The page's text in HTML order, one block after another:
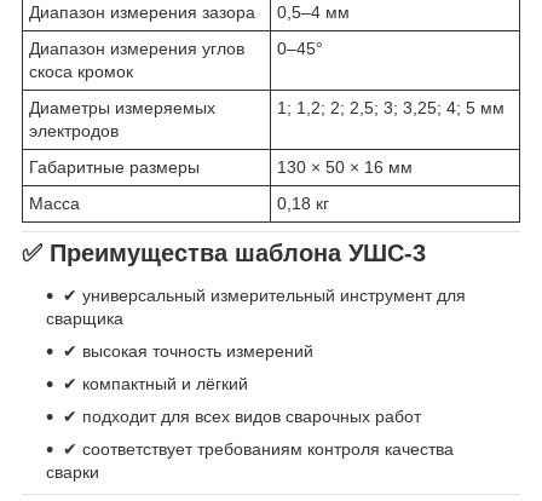
Диапазон измерения зазора
0,5–4 мм
Диапазон измерения углов
скоса кромок
0–45°
Диаметры измеряемых
электродов
1; 1,2; 2; 2,5; 3; 3,25; 4; 5 мм
Габаритные размеры
130 × 50 × 16 мм
Масса
0,18 кг
✅ Преимущества шаблона УШС-3
✔ универсальный измерительный инструмент для
сварщика
✔ высокая точность измерений
✔ компактный и лёгкий
✔ подходит для всех видов сварочных работ
✔ соответствует требованиям контроля качества
сварки